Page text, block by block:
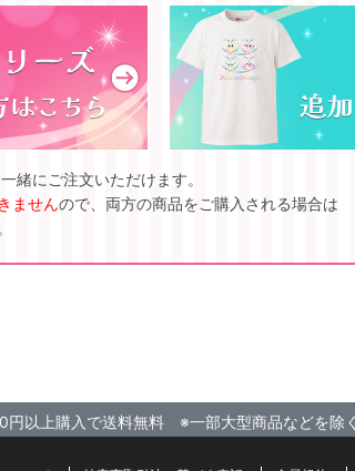
緒にご注文いただけます。
ませんので、両方の商品をご購入される場合は
円以上購入で送料無料 ※一部大型商品などを除く